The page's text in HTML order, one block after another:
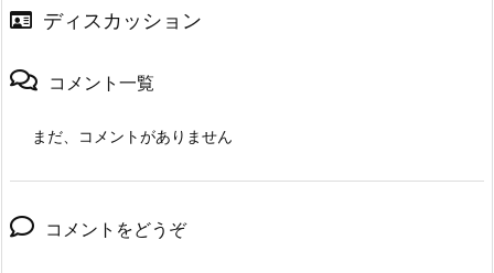
ディスカッション
コメント一覧
まだ、コメントがありません
コメントをどうぞ